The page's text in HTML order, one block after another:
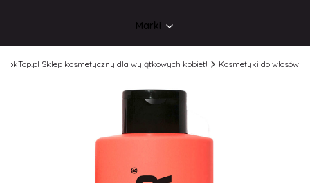
Marki
LookTop.pl Sklep kosmetyczny dla wyjątkowych kobiet! Kosmetyki do włosów